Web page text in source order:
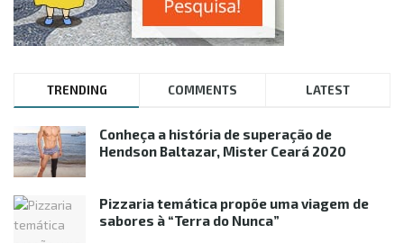
TRENDING COMMENTS LATEST
Conheça a história de superação de
Hendson Baltazar, Mister Ceará 2020
Pizzaria temática propõe uma viagem de
sabores à “Terra do Nunca”